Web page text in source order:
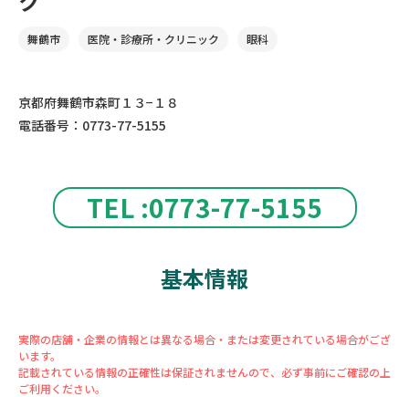
TEL :0773-77-5155
舞鶴市 医院・診療所・クリニック 眼科
京都府舞鶴市森町１３−１８
電話番号：0773-77-5155
基本情報
実際の店舗・企業の情報とは異なる場合・または変更されている場合がござ
います。
記載されている情報の正確性は保証されませんので、必ず事前にご確認の上
ご利用ください。